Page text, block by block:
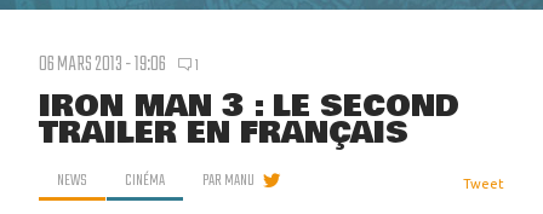
06 MARS 2013 - 19:06 1
IRON MAN 3 : LE SECOND
TRAILER EN FRANÇAIS
NEWS CINÉMA PARMANU Tweet